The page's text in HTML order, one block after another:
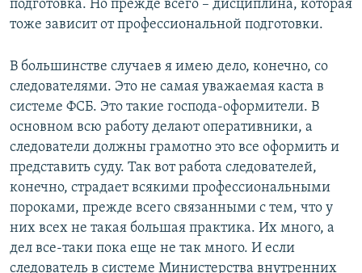
подготовка. Но прежде всего – дисциплина, которая
тоже зависит от профессиональной подготовки.
В большинстве случаев я имею дело, конечно, со
следователями. Это не самая уважаемая каста в
системе ФСБ. Это такие господа-оформители. В
основном всю работу делают оперативники, а
следователи должны грамотно это все оформить и
представить суду. Так вот работа следователей,
конечно, страдает всякими профессиональными
пороками, прежде всего связанными с тем, что у
них всех не такая большая практика. Их много, а
дел все-таки пока еще не так много. И если
следователь в системе Министерства внутренних